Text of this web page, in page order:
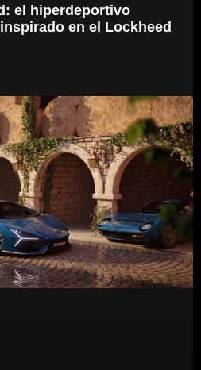
el hiperdeportivo
en el Lockheed